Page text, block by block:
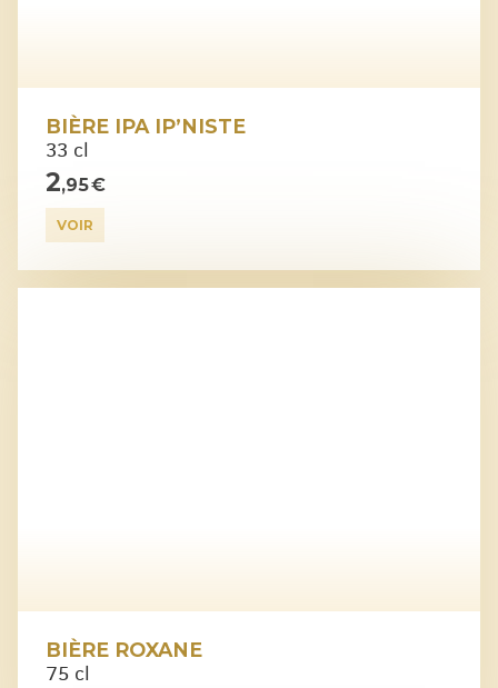
BIÈRE IPA IP’NISTE
33 cl
2,95 €
VOIR
BIÈRE ROXANE
75 cl